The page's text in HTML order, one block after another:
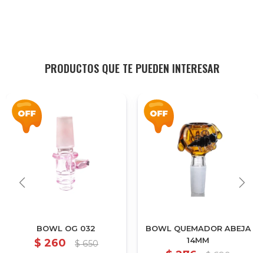
PRODUCTOS QUE TE PUEDEN INTERESAR
BOWL OG 032
$ 260 $ 650
BOWL QUEMADOR ABEJA
14MM